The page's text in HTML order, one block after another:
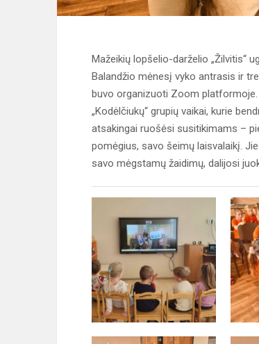
Mažeikių lopšelio-darželio „Žilvitis“
Balandžio mėnesį vyko antrasis ir
buvo organizuoti Zoom platformoje.
„Kodėlčiukų“ grupių vaikai, kurie
atsakingai ruošėsi susitikimams –
pomėgius, savo šeimų laisvalaikį.
savo mėgstamų žaidimų, dalijosi